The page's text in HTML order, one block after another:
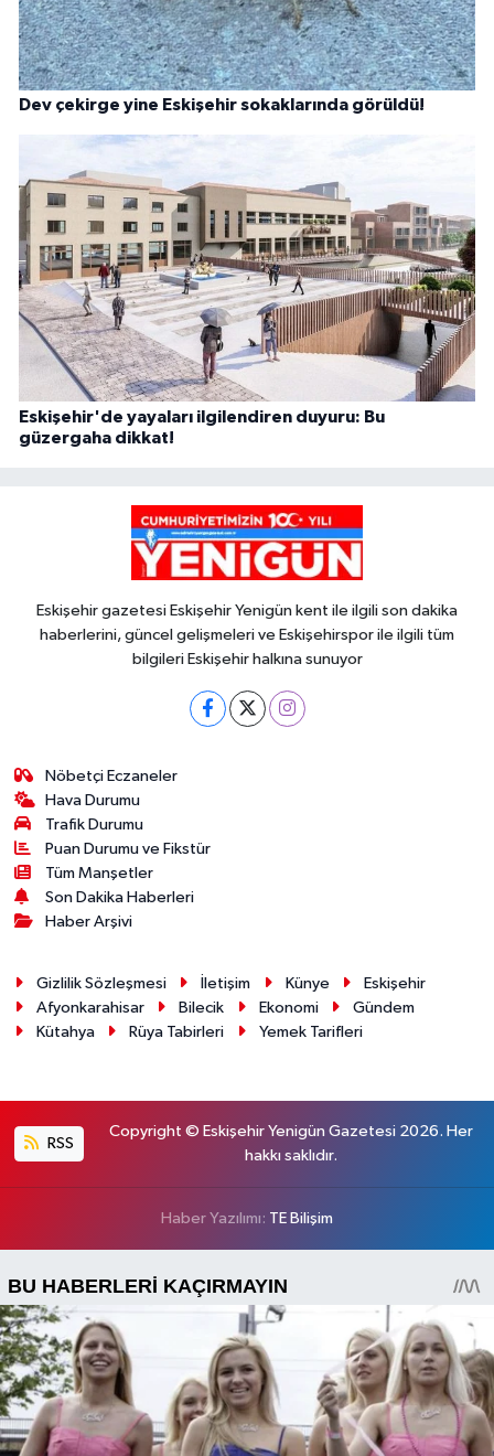
Dev çekirge yine Eskişehir sokaklarında görüldü!
Eskişehir'de yayaları ilgilendiren duyuru: Bu
güzergaha dikkat!
Eskişehir gazetesi Eskişehir Yenigün kent ile ilgili son dakika
haberlerini, güncel gelişmeleri ve Eskişehirspor ile ilgili tüm
bilgileri Eskişehir halkına sunuyor
Nöbetçi Eczaneler
Hava Durumu
Trafik Durumu
Puan Durumu ve Fikstür
Tüm Manşetler
Son Dakika Haberleri
Haber Arşivi
Gizlilik Sözleşmesi İletişim Künye
Eskişehir
Afyonkarahisar
Bilecik Ekonomi
Gündem
Kütahya
Rüya Tabirleri Yemek Tarifleri
RSS
Copyright © Eskişehir Yenigün Gazetesi 2026. Her
hakkı saklıdır.
Haber Yazılımı: TE Bilişim